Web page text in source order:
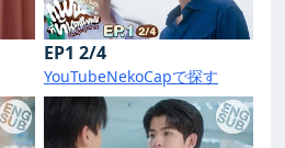
EP1 2/4
YouTubeNekoCapで探す